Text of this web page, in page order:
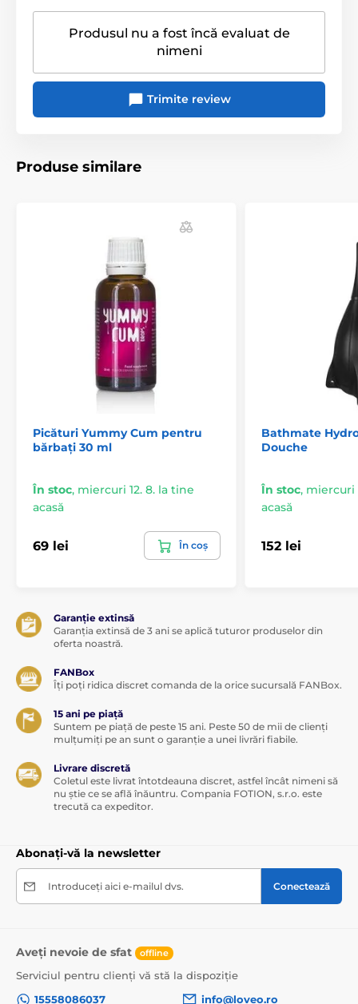
Produsul nu a fost încă evaluat de
nimeni
Trimite review
Produse similare
Picături Yummy Cum pentru
bărbați 30 ml
În stoc, miercuri 12. 8. la tine
acasă
69 lei În coș
Bathmate
Douche
În stoc, miercuri
acasă
152 lei
Garanție extinsă
Garanția extinsă de 3 ani se aplică tuturor produselor din
oferta noastră.
FANBox
Îți poți ridica discret comanda de la orice sucursală FANBox.
15 ani pe piață
Suntem pe piață de peste 15 ani. Peste 50 de mii de clienți
mulțumiți pe an sunt o garanție a unei livrări fiabile.
Livrare discretă
Coletul este livrat întotdeauna discret, astfel încât nimeni să
nu știe ce se află înăuntru. Compania FOTION, s.r.o. este
trecută ca expeditor.
Abonați-vă la newsletter
Introduceți aici e-mailul dvs. Conectează
Aveți nevoie de sfat offline
Serviciul pentru clienți vă stă la dispoziție
15558086037
info@loveo.ro